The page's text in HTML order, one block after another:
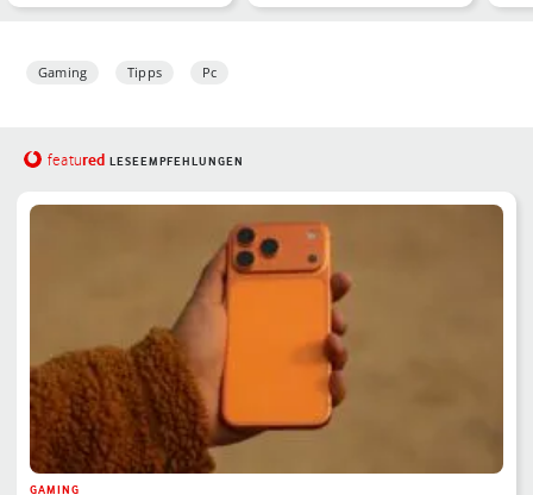
Gaming Tipps Pc
featured LESEEMPFEHLUNGEN
GAMING